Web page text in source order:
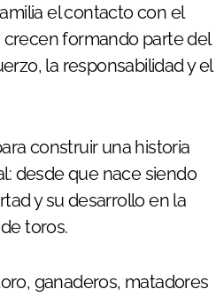
el contacto con el
formando parte del
la responsabilidad y el
construir una historia
desde que nace siendo
y su desarrollo en la
toros.
ganaderos, matadores